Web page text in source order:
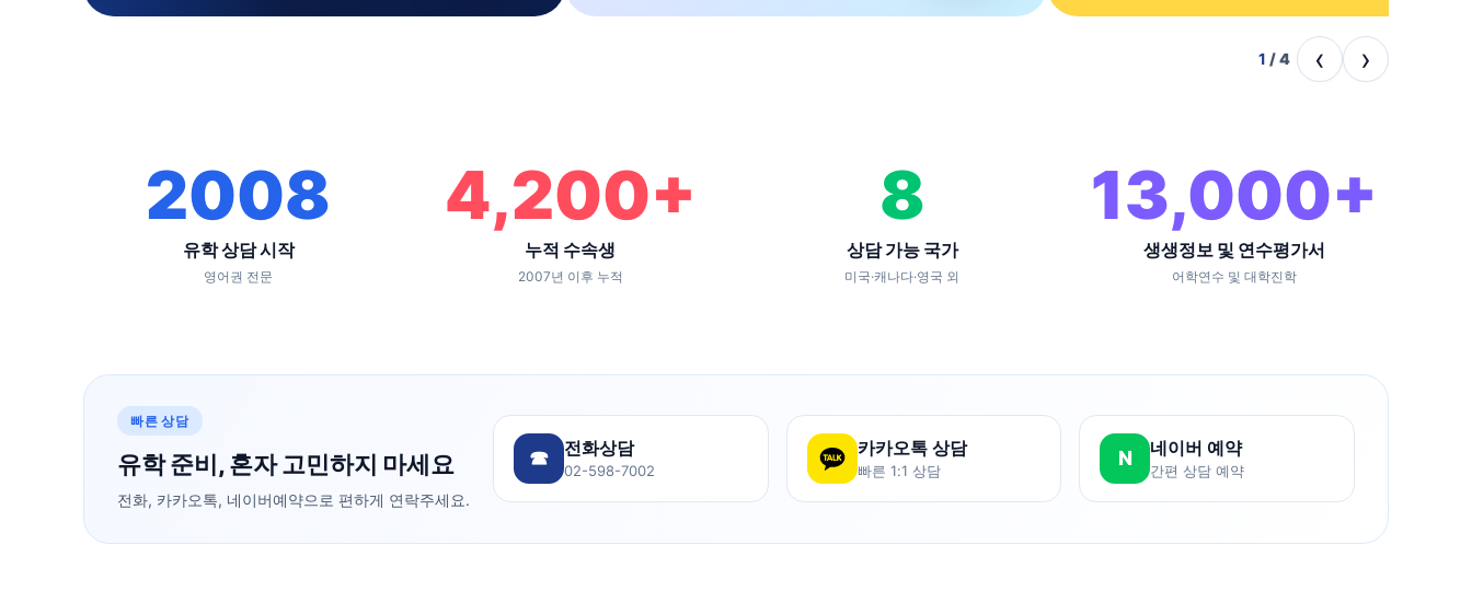
2 /4 ‹ ›
2008
유학 상담 시작
영어권 전문
4,200+
누적 수속생
2007년 이후 누적
8
상담 가능 국가
미국·캐나다·영국 외
13,000+
생생정보 및 연수평가서
어학연수 및 대학진학
빠른 상담
유학 준비, 혼자 고민하지 마세요
전화, 카카오톡, 네이버예약으로 편하게 연락주세요.
☎ 전화상담
02-598-7002
카카오톡 상담
빠른 1:1 상담
N 네이버 예약
간편 상담 예약